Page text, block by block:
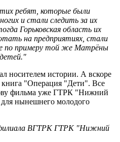
ребят, которые были
и стали следить за их
Горьковская область их
на предприятиях, стали
по примеру той же Матрёны
носителем истории. А вскоре
"Операция "Дети". Все
фильма уже ГТРК "Нижний
нынешнего молодого
ВГТРК ГТРК "Нижний